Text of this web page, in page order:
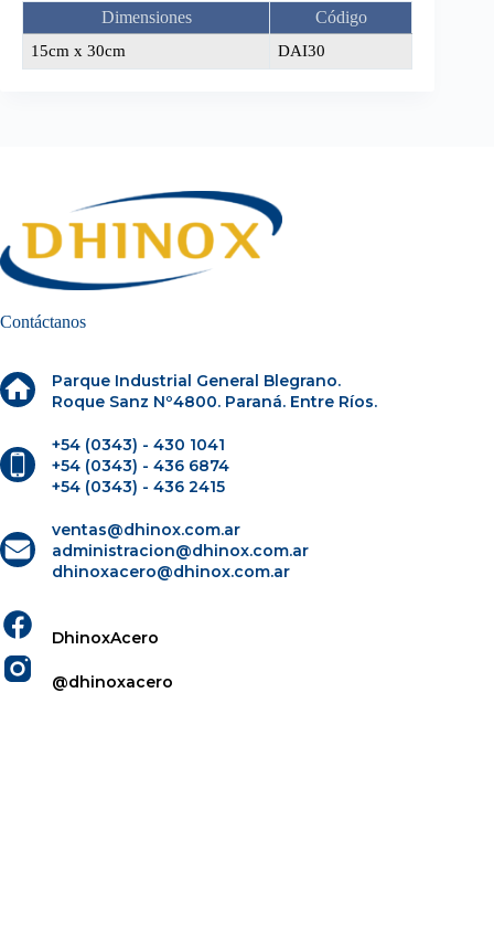
Dimensiones Código
15cm x 30cm DAI30
Contáctanos
Parque Industrial General Blegrano.
Roque Sanz Nº4800. Paraná. Entre Ríos.
+54 (0343) - 430 1041
+54 (0343) - 436 6874
+54 (0343) - 436 2415
ventas@dhinox.com.ar
administracion@dhinox.com.ar
dhinoxacero@dhinox.com.ar
DhinoxAcero
@dhinoxacero